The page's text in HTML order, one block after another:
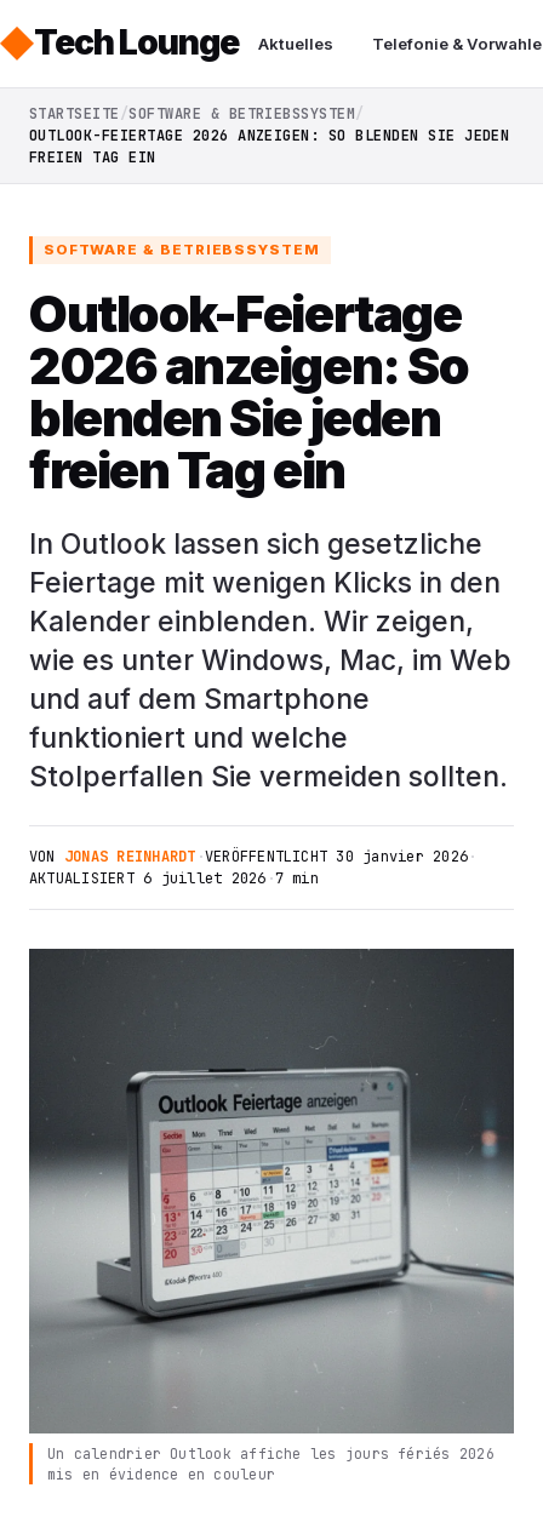
Tech Lounge Aktuelles Telefonie &
STARTSEITE SOFTWARE & BETRIEBSSYSTEM
OUTLOOK-FEIERTAGE 2026 ANZEIGEN: SO BLENDEN SIE JEDEN
FREIEN TAG EIN
SOFTWARE & BETRIEBSSYSTEM
Outlook-Feiertage
2026 anzeigen: So
blenden Sie jeden
freien Tag ein
In Outlook lassen sich gesetzliche
Feiertage mit wenigen Klicks in den
Kalender einblenden. Wir zeigen,
wie es unter Windows, Mac, im Web
und auf dem Smartphone
funktioniert und welche
Stolperfallen Sie vermeiden sollten.
VON JONAS REINHARDT ·VERÖFFENTLICHT 30 janvier 2026·
AKTUALISIERT 6 juillet 2026 ·7 min
Un calendrier Outlook affiche les jours fériés 2026
mis en évidence en couleur